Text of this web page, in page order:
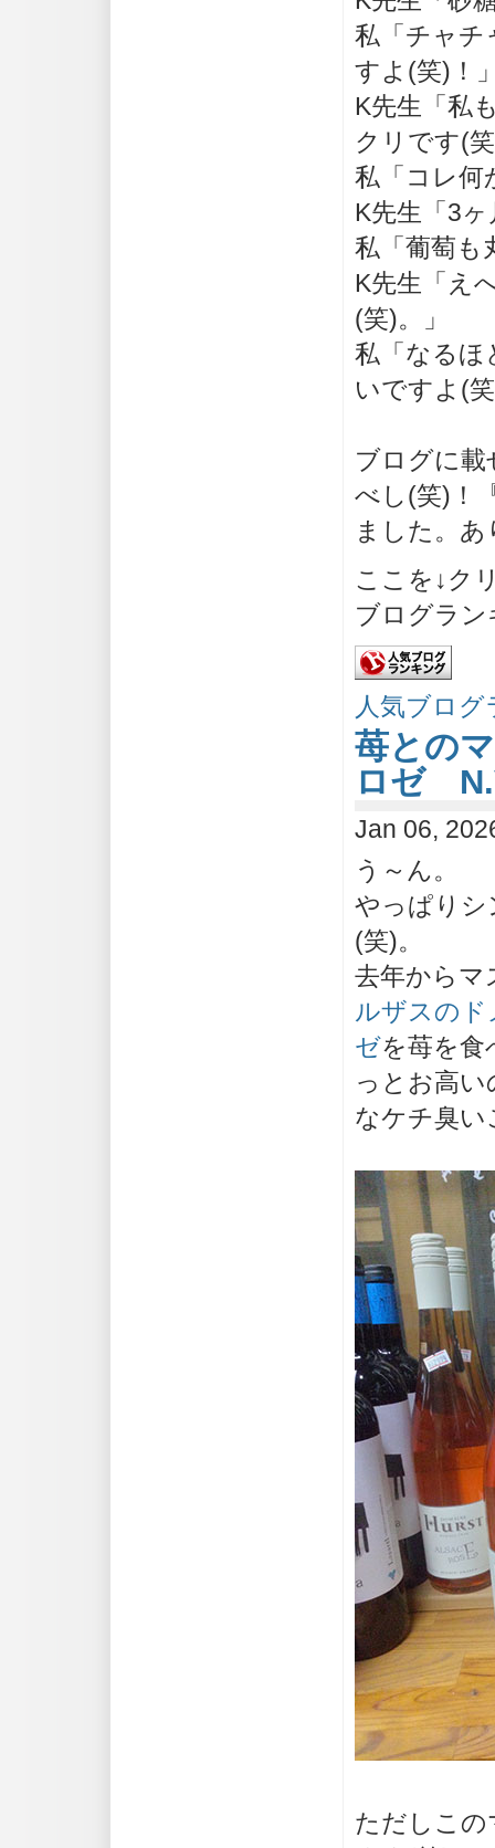
私「チャチ
すよ(笑)！
K先生「私
クリです(
私「コレ何
K先生「3
私「葡萄も
K先生「え
(笑)。」
私「なるほ
いですよ(
ブログに
べし(笑)！
ました。
ここを↓ク
ブログラン
人気ブロ
苺との
ロゼ
Jan 06,
う～ん。
やっぱりシ
(笑)。
去年からマ
ルザスのド
ゼを苺を食
っとお高
なケチ臭い
ただしこ